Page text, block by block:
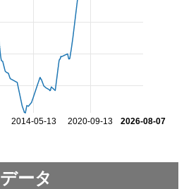
2014-05-13 2020-09-13 2026-08-07
データ